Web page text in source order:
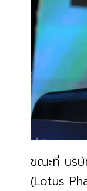
ขณะที่ บริ
(Lotus